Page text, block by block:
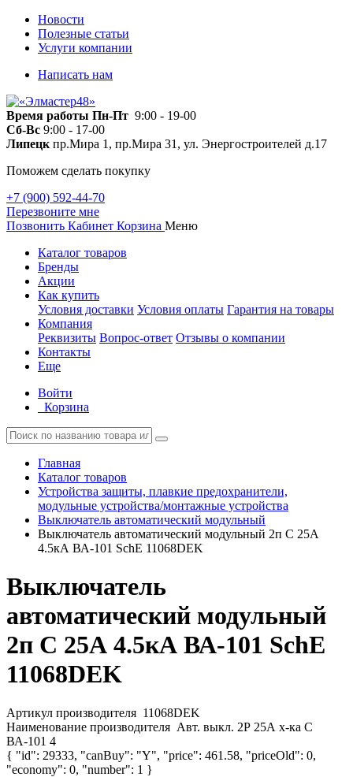
Новости
Полезные статьи
Услуги компании
Написать нам
Время работы Пн-Пт 9:00 - 19-00
Сб-Вс 9:00 - 17-00
Липецк пр.Мира 1, пр.Мира 31, ул. Энергостроителей д.17
Поможем сделать покупку
+7 (900) 592-44-70
Перезвоните мне
Позвонить Кабинет Корзина Меню
Каталог товаров
Бренды
Акции
Как купить
Условия доставки Условия оплаты Гарантия на товары
Компания
Реквизиты Вопрос-ответ Отзывы о компании
Контакты
Еще
Войти
Корзина
Главная
Каталог товаров
Устройства защиты, плавкие предохранители,
модульные устройства/монтажные устройства
Выключатель автоматический модульный
Выключатель автоматический модульный 2п C 25А
4.5кА ВА-101 SchE 11068DEK
Выключатель
автоматический модульный
2п C 25А 4.5кА ВА-101 SchE
11068DEK
Артикул производителя 11068DEK
Наименование производителя Авт. выкл. 2Р 25А х-ка C
ВА-101 4
{ "id": 29333, "canBuy": "Y", "price": 461.58, "priceOld": 0,
"economy": 0, "number": 1 }